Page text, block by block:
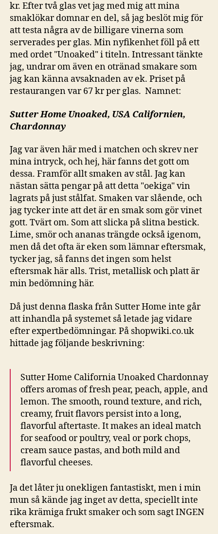
kr. Efter två glas vet jag med mig att mina
smaklökar domnar en del, så jag beslöt mig för
att testa några av de billigare vinerna som
serverades per glas. Min nyfikenhet föll på ett
med ordet "Unoaked" i titeln. Intressant tänkte
jag, undrar om även en otränad smakare som
jag kan känna avsaknaden av ek. Priset på
restaurangen var 67 kr per glas. Namnet:
Sutter Home Unoaked, USA Californien,
Chardonnay
Jag var även här med i matchen och skrev ner
mina intryck, och hej, här fanns det gott om
dessa. Framför allt smaken av stål. Jag kan
nästan sätta pengar på att detta "oekiga" vin
lagrats på just stålfat. Smaken var slående, och
jag tycker inte att det är en smak som gör vinet
gott. Tvärt om. Som att slicka på slitna bestick.
Lime, smör och ananas trängde också igenom,
men då det ofta är eken som lämnar eftersmak,
tycker jag, så fanns det ingen som helst
eftersmak här alls. Trist, metallisk och platt är
min bedömning här.
Då just denna flaska från Sutter Home inte går
att inhandla på systemet så letade jag vidare
efter expertbedömningar. På shopwiki.co.uk
hittade jag följande beskrivning:
Sutter Home California Unoaked Chardonnay
offers aromas of fresh pear, peach, apple, and
lemon. The smooth, round texture, and rich,
creamy, fruit flavors persist into a long,
flavorful aftertaste. It makes an ideal match
for seafood or poultry, veal or pork chops,
cream sauce pastas, and both mild and
flavorful cheeses.
Ja det låter ju onekligen fantastiskt, men i min
mun så kände jag inget av detta, speciellt inte
rika krämiga frukt smaker och som sagt INGEN
eftersmak.